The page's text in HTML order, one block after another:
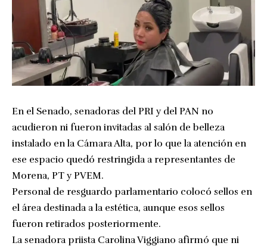
En el Senado, senadoras del PRI y del PAN no
acudieron ni fueron invitadas al salón de belleza
instalado en la Cámara Alta, por lo que la atención en
ese espacio quedó restringida a representantes de
Morena, PT y PVEM.
Personal de resguardo parlamentario colocó sellos en
el área destinada a la estética, aunque esos sellos
fueron retirados posteriormente.
La senadora priista Carolina Viggiano afirmó que ni